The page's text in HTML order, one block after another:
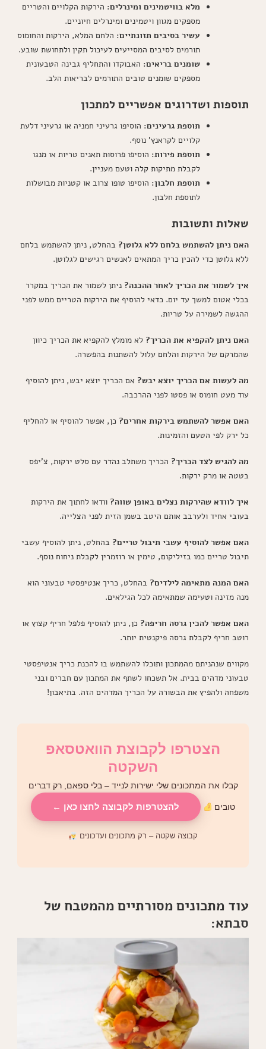
מלא בוויטמינים ומינרלים: הירקות הקלויים והטריים
מספקים מגוון ויטמינים ומינרלים חיוניים.
עשיר בסיבים תזונתיים: הלחם המלא, הירקות והחומוס
תורמים לסיבים המסייעים לעיכול תקין ולתחושת שובע.
שומנים בריאים: האבוקדו והתחליף גבינה הטבעונית
מספקים שומנים טובים התורמים לבריאות הלב.
תוספות ושדרוגים אפשריים למתכון
תוספת גרעינים: הוסיפו גרעיני חמניה או גרעיני דלעת
קלויים לקראנץ' נוסף.
תוספת פירות: הוסיפו פרוסות תאנים טריות או מנגו
לקבלת מתיקות קלה וטעם מעניין.
תוספת חלבון: הוסיפו טופו צרוב או קטניות מבושלות
לתוספת חלבון.
שאלות ותשובות
האם ניתן להשתמש בלחם ללא גלוטן? בהחלט, ניתן להשתמש בלחם
ללא גלוטן כדי להכין כריך המתאים לאנשים רגישים לגלוטן.
איך לשמור את הכריך לאחר ההכנה? ניתן לשמור את הכריך במקרר
בכלי אטום למשך עד יום. כדאי להוסיף את הירקות הטריים ממש לפני
ההגשה לשמירה על טריות.
האם ניתן להקפיא את הכריך? לא מומלץ להקפיא את הכריך כיוון
שהמרקם של הירקות והלחם עלול להשתנות בהפשרה.
מה לעשות אם הכריך יוצא יבש? אם הכריך יוצא יבש, ניתן להוסיף
עוד מעט חומוס או פסטו לפני ההרכבה.
האם אפשר להשתמש בירקות אחרים? כן, אפשר להוסיף או להחליף
כל ירק לפי הטעם והזמינות.
מה להגיש לצד הכריך? הכריך משתלב נהדר עם סלט ירקות, צ'יפס
בטטה או מרק ירקות.
איך לוודא שהירקות נצלים באופן שווה? וודאו לחתוך את הירקות
בעובי אחיד ולערבב אותם היטב בשמן הזית לפני הצלייה.
האם אפשר להוסיף עשבי תיבול טריים? בהחלט, ניתן להוסיף עשבי
תיבול טריים כמו בזיליקום, טימין או רוזמרין לקבלת ניחוח נוסף.
האם המנה מתאימה לילדים? בהחלט, כריך אנטיפסטי טבעוני הוא
מנה מזינה וטעימה שמתאימה לכל הגילאים.
האם אפשר להכין גרסה חריפה? כן, ניתן להוסיף פלפל חריף קצוץ או
רוטב חריף לקבלת גרסה פיקנטית יותר.
מקווים שנהניתם מהמתכון ותוכלו להשתמש בו להכנת כריך אנטיפסטי
טבעוני מדהים בבית. אל תשכחו לשתף את המתכון עם חברים ובני
משפחה ולהפיץ את הבשורה על הכריך המדהים הזה. בתיאבון!
הצטרפו לקבוצת הוואטסאפ
השקטה
קבלו את המתכונים שלי ישירות לנייד – בלי ספאם, רק דברים
טובים להצטרפות לקבוצה לחצו כאן ←
קבוצה שקטה – רק מתכונים ועדכונים
עוד מתכונים מסורתיים מהמטבח של
סבתא: